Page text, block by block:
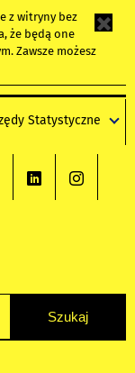
z witryny bez
że będą one
Zawsze możesz
Statystyczne